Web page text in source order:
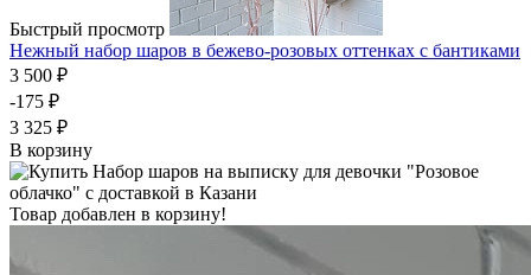
Быстрый просмотр
Нежный набор шаров в бежево-розовых оттенках с бантиками
3 500 ₽
-175 ₽
3 325 ₽
В корзину
Товар добавлен в корзину!